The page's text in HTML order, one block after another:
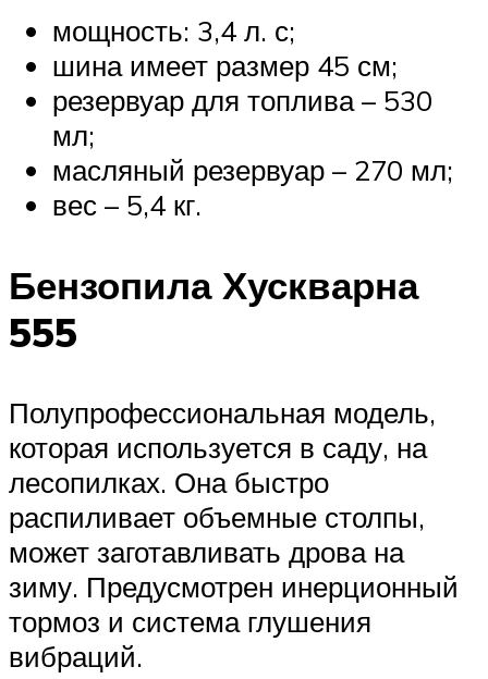
мощность: 3,4 л. с;
шина имеет размер 45 см;
резервуар для топлива – 530
мл;
масляный резервуар – 270 мл;
вес – 5,4 кг.
Бензопила Хускварна
555
Полупрофессиональная модель,
которая используется в саду, на
лесопилках. Она быстро
распиливает объемные столпы,
может заготавливать дрова на
зиму. Предусмотрен инерционный
тормоз и система глушения
вибраций.